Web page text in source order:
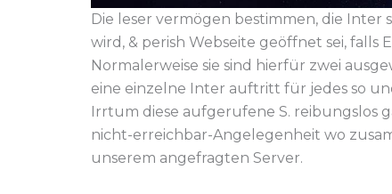
Die leser vermögen bestimmen, die
wird, & perish Webseite geöffnet sei,
Normalerweise sie sind hierfür zwei
eine einzelne Inter auftritt für jedes so
Irrtum diese aufgerufene S. reibungslos
nicht-erreichbar-Angelegenheit wo
unserem angefragten Server.